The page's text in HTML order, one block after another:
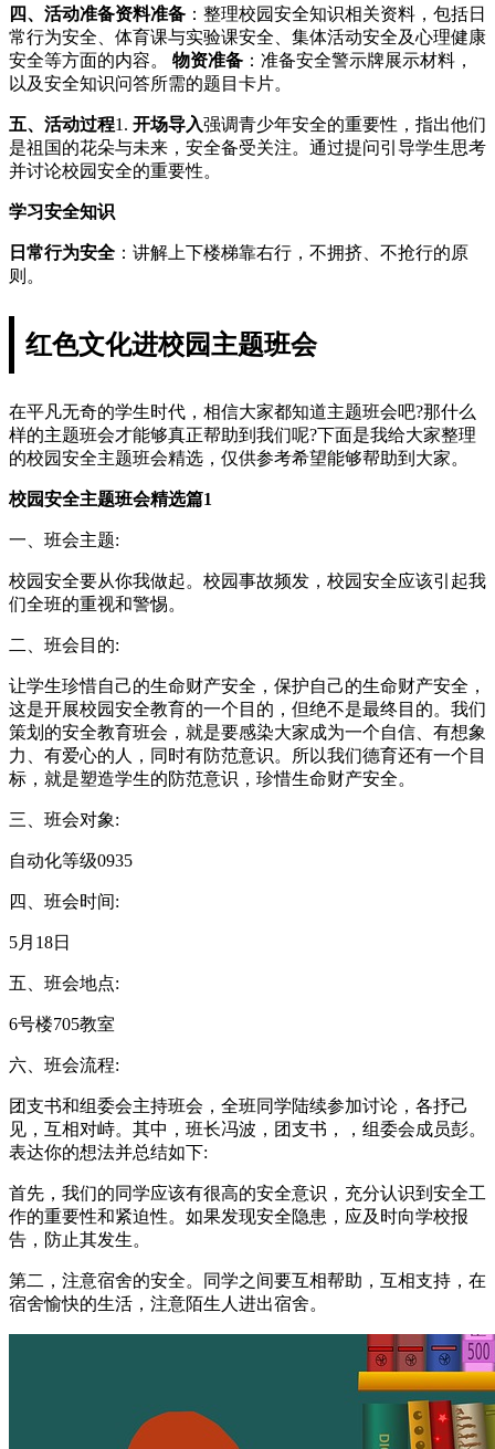
四、活动准备资料准备 ：整理校园安全知识相关资料，包括日
常行为安全、体育课与实验课安全、集体活动安全及心理健康
安全等方面的内容。 物资准备 ：准备安全警示牌展示材料，
以及安全知识问答所需的题目卡片。
五、活动过程1. 开场导入强调青少年安全的重要性，指出他们
是祖国的花朵与未来，安全备受关注。通过提问引导学生思考
并讨论校园安全的重要性。
学习安全知识
日常行为安全 ：讲解上下楼梯靠右行，不拥挤、不抢行的原
则。
红色文化进校园主题班会
在平凡无奇的学生时代，相信大家都知道主题班会吧?那什么
样的主题班会才能够真正帮助到我们呢?下面是我给大家整理
的校园安全主题班会精选，仅供参考希望能够帮助到大家。
校园安全主题班会精选篇1
一、班会主题:
校园安全要从你我做起。校园事故频发，校园安全应该引起我
们全班的重视和警惕。
二、班会目的:
让学生珍惜自己的生命财产安全，保护自己的生命财产安全，
这是开展校园安全教育的一个目的，但绝不是最终目的。我们
策划的安全教育班会，就是要感染大家成为一个自信、有想象
力、有爱心的人，同时有防范意识。所以我们德育还有一个目
标，就是塑造学生的防范意识，珍惜生命财产安全。
三、班会对象:
自动化等级0935
四、班会时间:
5月18日
五、班会地点:
6号楼705教室
六、班会流程:
团支书和组委会主持班会，全班同学陆续参加讨论，各抒己
见，互相对峙。其中，班长冯波，团支书，，组委会成员彭。
表达你的想法并总结如下:
首先，我们的同学应该有很高的安全意识，充分认识到安全工
作的重要性和紧迫性。如果发现安全隐患，应及时向学校报
告，防止其发生。
第二，注意宿舍的安全。同学之间要互相帮助，互相支持，在
宿舍愉快的生活，注意陌生人进出宿舍。